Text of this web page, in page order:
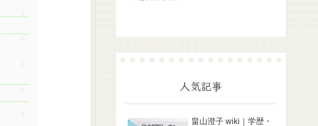
人気記事
畠山澄子 wiki｜学歴・